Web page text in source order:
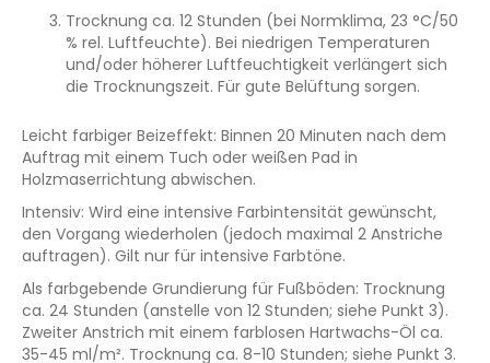
Trocknung ca. 12 Stunden (bei Normklima, 23 °C/50
% rel. Luftfeuchte). Bei niedrigen Temperaturen
und/oder höherer Luftfeuchtigkeit verlängert sich
die Trocknungszeit. Für gute Belüftung sorgen.
Leicht farbiger Beizeffekt: Binnen 20 Minuten nach dem
Auftrag mit einem Tuch oder weißen Pad in
Holzmaserrichtung abwischen.
Intensiv: Wird eine intensive Farbintensität gewünscht,
den Vorgang wiederholen (jedoch maximal 2 Anstriche
auftragen). Gilt nur für intensive Farbtöne.
Als farbgebende Grundierung für Fußböden: Trocknung
ca. 24 Stunden (anstelle von 12 Stunden; siehe Punkt 3).
Zweiter Anstrich mit einem farblosen Hartwachs-Öl ca.
35-45 ml/m². Trocknung ca. 8-10 Stunden; siehe Punkt 3.